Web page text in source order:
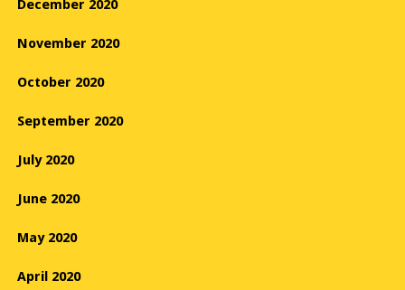
December 2020
November 2020
October 2020
September 2020
July 2020
June 2020
May 2020
April 2020